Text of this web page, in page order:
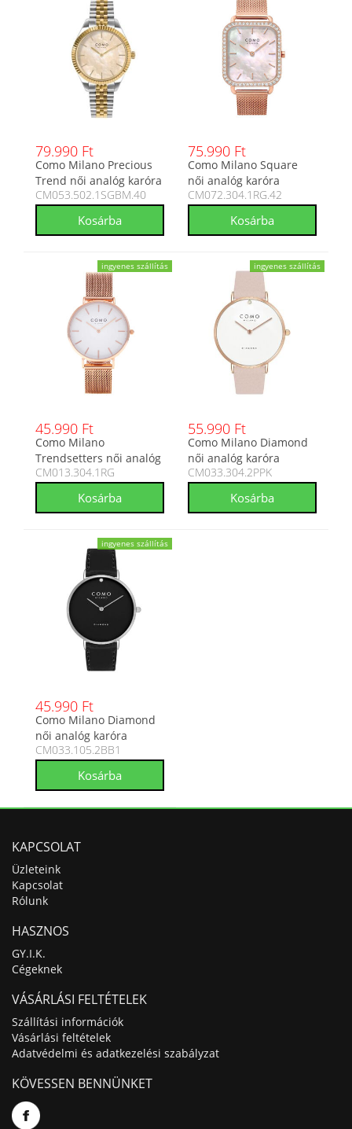
79.990 Ft
Como Milano Precious
Trend női analóg karóra
CM053.502.1SGBM.40
CM053.502.1SGBM.40
75.990 Ft
Como Milano Square
női analóg karóra
CM072.304.1RG.42
CM072.304.1RG.42
ingyenes szállítás
45.990 Ft
Como Milano
Trendsetters női analóg
karóra CM013.304.1RG
CM013.304.1RG
ingyenes szállítás
55.990 Ft
Como Milano Diamond
női analóg karóra
CM033.304.2PPK
CM033.304.2PPK
ingyenes szállítás
45.990 Ft
Como Milano Diamond
női analóg karóra
CM033.105.2BB1
CM033.105.2BB1
KAPCSOLAT
Üzleteink
Kapcsolat
Rólunk
HASZNOS
GY.I.K.
Cégeknek
VÁSÁRLÁSI FELTÉTELEK
Szállítási információk
Vásárlási feltételek
Adatvédelmi és adatkezelési szabályzat
KÖVESSEN BENNÜNKET